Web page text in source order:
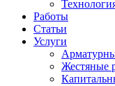
Работы
Статьи
Услуги
Жестяные